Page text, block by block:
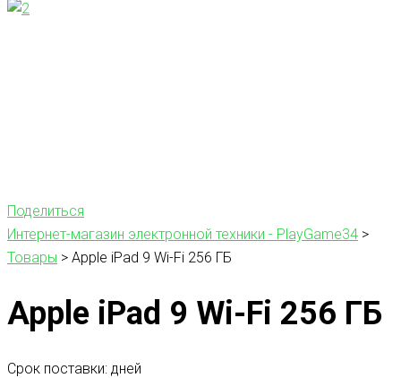
Поделиться
Интернет-магазин электронной техники - PlayGame34 >
Товары > Apple iPad 9 Wi-Fi 256 ГБ
Apple iPad 9 Wi-Fi 256 ГБ
Срок поставки: дней